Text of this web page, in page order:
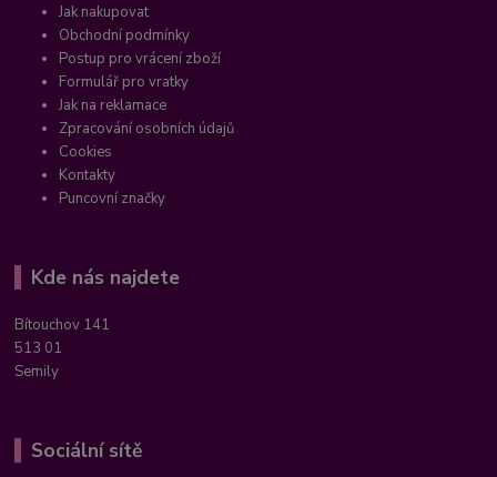
Jak nakupovat
Obchodní podmínky
Postup pro vrácení zboží
Formulář pro vratky
Jak na reklamace
Zpracování osobních údajů
Cookies
Kontakty
Puncovní značky
Kde nás najdete
Bítouchov 141
513 01
Semily
Sociální sítě